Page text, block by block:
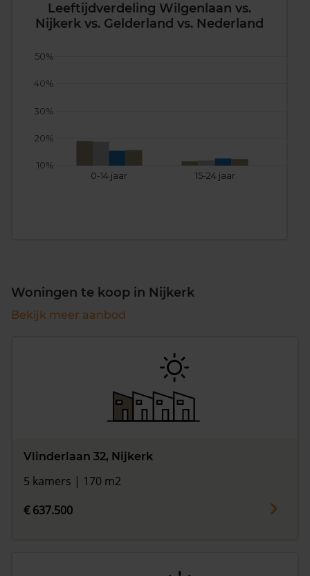
Leeftijdverdeling Wilgenlaan vs.
Nijkerk vs. Gelderland vs. Nederland
0-14 jaar 15-24 jaar
10%
20%
30%
40%
50%
Woningen te koop in Nijkerk
Bekijk meer aanbod
Vlinderlaan 32, Nijkerk
5 kamers | 170 m2
€ 637.500